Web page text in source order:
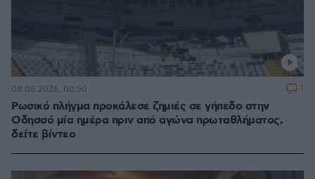
Ρωσικό πλήγμα προκάλεσε ζημιές σε γήπεδο στην
Οδησσό μία ημέρα πριν από αγώνα πρωταθλήματος,
δείτε βίντεο
08.08.2026, 00:50 1